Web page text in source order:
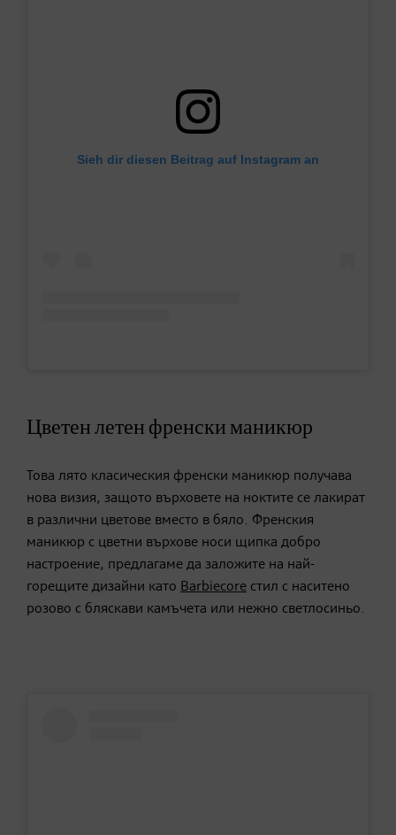
Sieh dir diesen Beitrag auf Instagram an
Цветен летен френски маникюр
Това лято класическия френски маникюр получава
нова визия, защото върховете на ноктите се лакират
в различни цветове вместо в бяло. Френския
маникюр с цветни върхове носи щипка добро
настроение, предлагаме да заложите на най-
горещите дизайни като Barbiecore стил с наситено
розово с бляскави камъчета или нежно светлосиньо.